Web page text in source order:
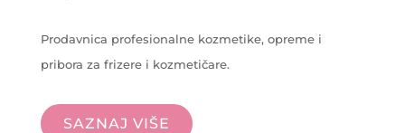
Prodavnica profesionalne kozmetike, opreme i
pribora za frizere i kozmetičare.
SAZNAJ VIŠE